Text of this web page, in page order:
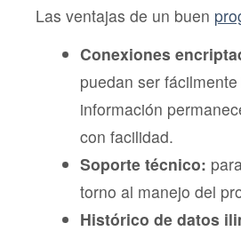
Las ventajas de un buen
Conexiones
puedan ser
información
con facilidad.
Soporte técnico:
torno al manejo del
Histórico de datos